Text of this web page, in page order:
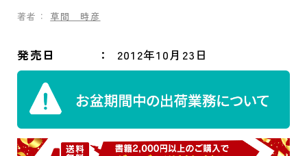
著者： 草間 時彦
発売日 2012年10月23日